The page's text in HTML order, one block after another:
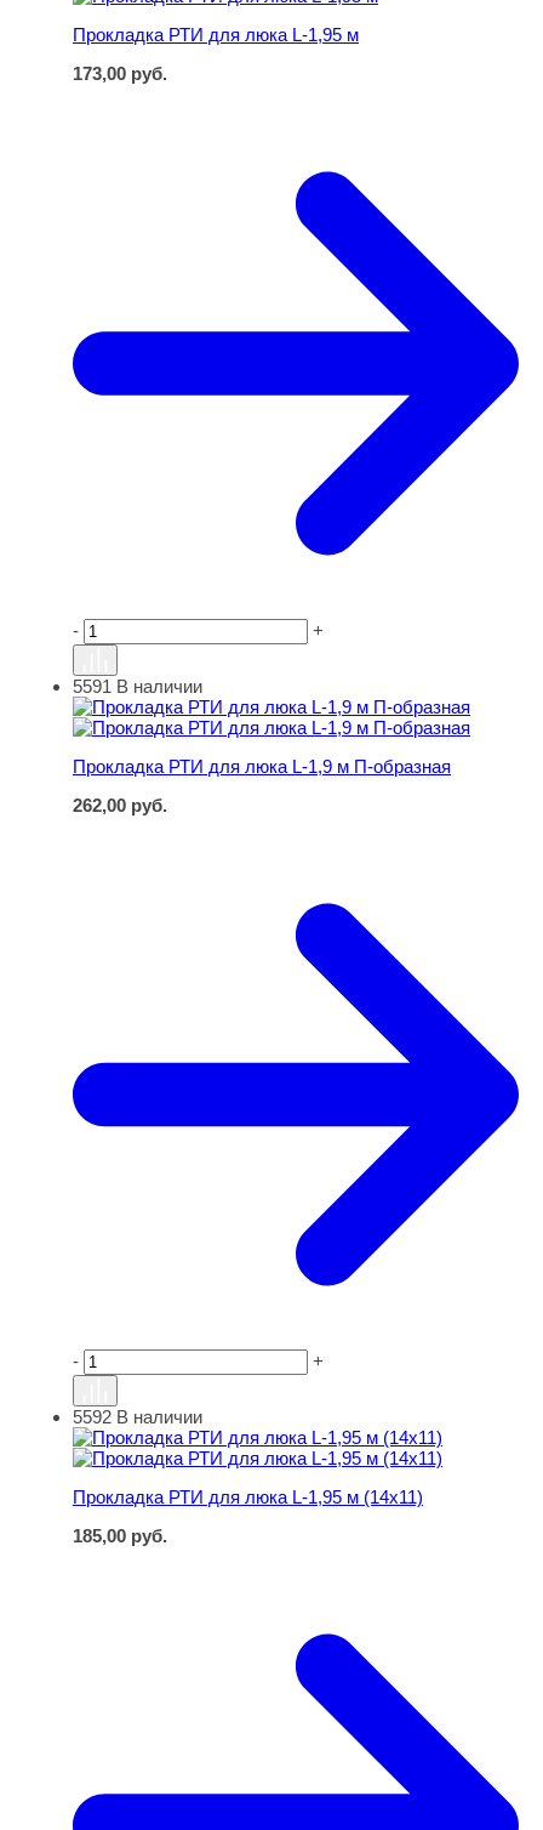
Прокладка РТИ для люка L-1,95 м
173,00 руб.
- +
Прокладка РТИ для люка L-1,9 м П-образная
5591 В наличии
Прокладка РТИ для люка L-1,9 м П-образная
262,00 руб.
- +
Прокладка РТИ для люка L-1,95 м (14х11)
5592 В наличии
Прокладка РТИ для люка L-1,95 м (14х11)
185,00 руб.